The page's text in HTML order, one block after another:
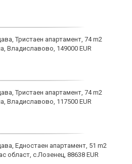
Тристаен апартамент, 74 m2
Владиславово, 149000 EUR
Тристаен апартамент, 74 m2
Владиславово, 117500 EUR
Едностаен апартамент, 51 m2
област, с.Лозенец, 88638 EUR